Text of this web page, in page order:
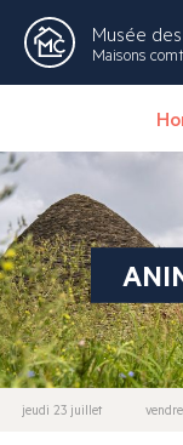
Musée des
Maisons
jeudi 23 juillet